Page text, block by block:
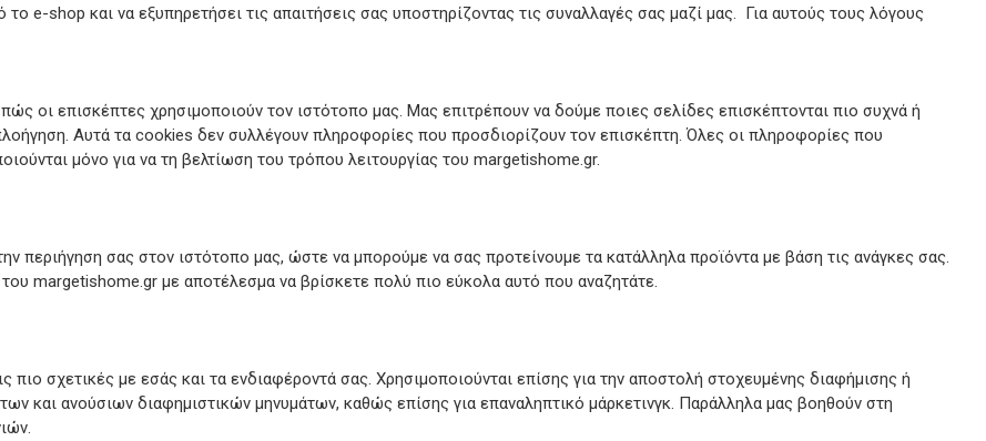
e-shop και να εξυπηρετήσει τις απαιτήσεις σας υποστηρίζοντας τις συναλλαγές σας μαζί μας. Για αυτούς τους λόγους
οι επισκέπτες χρησιμοποιούν τον ιστότοπο μας. Μας επιτρέπουν να δούμε ποιες σελίδες επισκέπτονται πιο συχνά ή
Αυτά τα cookies δεν συλλέγουν πληροφορίες που προσδιορίζουν τον επισκέπτη. Όλες οι πληροφορίες που
μόνο για να τη βελτίωση του τρόπου λειτουργίας του margetishome.gr.
περιήγηση σας στον ιστότοπο μας, ώστε να μπορούμε να σας προτείνουμε τα κατάλληλα προϊόντα με βάση τις ανάγκες σας.
margetishome.gr με αποτέλεσμα να βρίσκετε πολύ πιο εύκολα αυτό που αναζητάτε.
πιο σχετικές με εσάς και τα ενδιαφέροντά σας. Χρησιμοποιούνται επίσης για την αποστολή στοχευμένης διαφήμισης ή
και ανούσιων διαφημιστικών μηνυμάτων, καθώς επίσης για επαναληπτικό μάρκετινγκ. Παράλληλα μας βοηθούν στη